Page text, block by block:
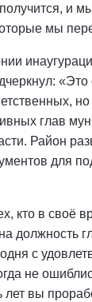
и
мы
глав
Район
для
кто в своё
должность
с
не
вы